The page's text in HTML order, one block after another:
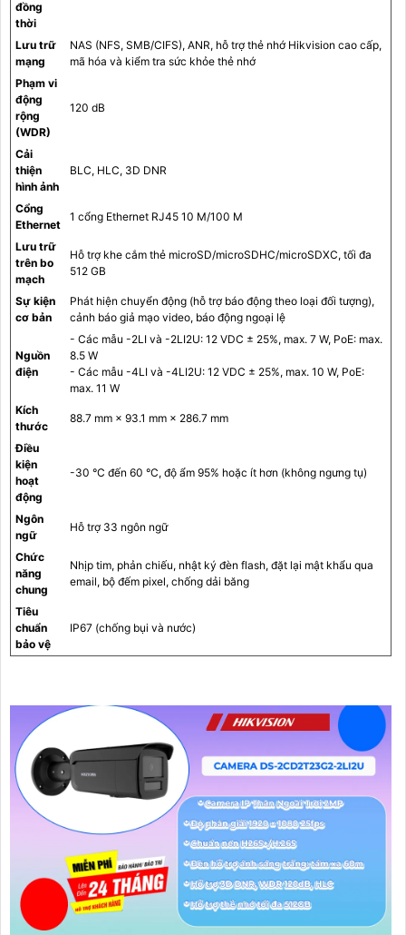
đồng
thời
Lưu trữ
mạng
NAS (NFS, SMB/CIFS), ANR, hỗ trợ thẻ nhớ Hikvision cao cấp,
mã hóa và kiểm tra sức khỏe thẻ nhớ
Phạm vi
động
rộng
(WDR)
120 dB
Cải
thiện
hình ảnh
BLC, HLC, 3D DNR
Cổng
Ethernet
1 cổng Ethernet RJ45 10 M/100 M
Lưu trữ
trên bo
mạch
Hỗ trợ khe cắm thẻ microSD/microSDHC/microSDXC, tối đa
512 GB
Sự kiện
cơ bản
Phát hiện chuyển động (hỗ trợ báo động theo loại đối tượng),
cảnh báo giả mạo video, báo động ngoại lệ
Nguồn
điện
- Các mẫu -2LI và -2LI2U: 12 VDC ± 25%, max. 7 W, PoE: max.
8.5 W
- Các mẫu -4LI và -4LI2U: 12 VDC ± 25%, max. 10 W, PoE:
max. 11 W
Kích
thước
88.7 mm × 93.1 mm × 286.7 mm
Điều
kiện
hoạt
động
-30 °C đến 60 °C, độ ẩm 95% hoặc ít hơn (không ngưng tụ)
Ngôn
ngữ
Hỗ trợ 33 ngôn ngữ
Chức
năng
chung
Nhịp tim, phản chiếu, nhật ký đèn flash, đặt lại mật khẩu qua
email, bộ đếm pixel, chống dải băng
Tiêu
chuẩn
bảo vệ
IP67 (chống bụi và nước)